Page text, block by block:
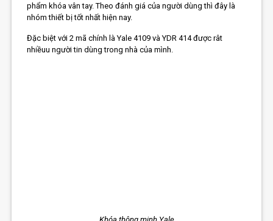
phẩm khóa vân tay. Theo đánh giá của người dùng thì đây là
nhóm thiết bị tốt nhất hiện nay.
Đặc biệt với 2 mã chính là Yale 4109 và YDR 414 được rât
nhiềuu người tin dùng trong nhà của mình.